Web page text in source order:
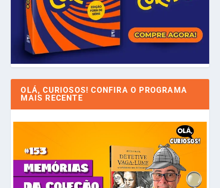
OLÁ, CURIOSOS! CONFIRA O PROGRAMA
MAIS RECENTE